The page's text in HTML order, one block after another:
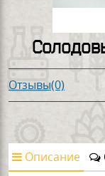
Отзывы(0)
Описание